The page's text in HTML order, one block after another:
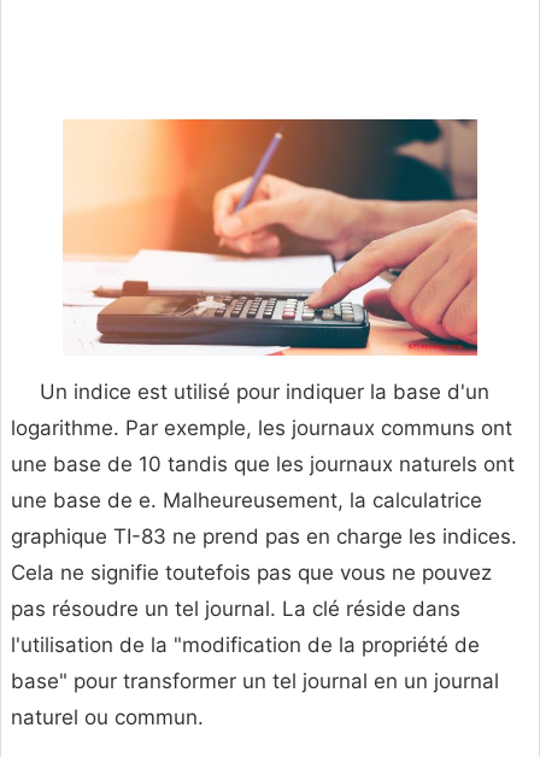
Un indice est utilisé pour indiquer la base d'un
logarithme. Par exemple, les journaux communs ont
une base de 10 tandis que les journaux naturels ont
une base de e. Malheureusement, la calculatrice
graphique TI-83 ne prend pas en charge les indices.
Cela ne signifie toutefois pas que vous ne pouvez
pas résoudre un tel journal. La clé réside dans
l'utilisation de la "modification de la propriété de
base" pour transformer un tel journal en un journal
naturel ou commun.